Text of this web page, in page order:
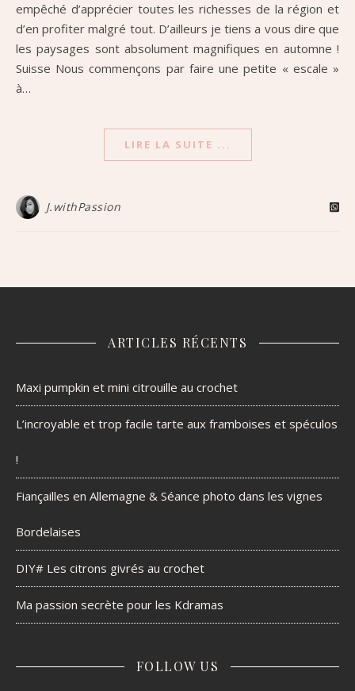
empêché d’apprécier toutes les richesses de la région et
d’en profiter malgré tout. D’ailleurs je tiens a vous dire que
les paysages sont absolument magnifiques en automne !
Suisse Nous commençons par faire une petite « escale »
à…
LIRE LA SUITE ...
J.withPassion
ARTICLES RÉCENTS
Maxi pumpkin et mini citrouille au crochet
L’incroyable et trop facile tarte aux framboises et spéculos
!
Fiançailles en Allemagne & Séance photo dans les vignes
Bordelaises
DIY# Les citrons givrés au crochet
Ma passion secrète pour les Kdramas
FOLLOW US